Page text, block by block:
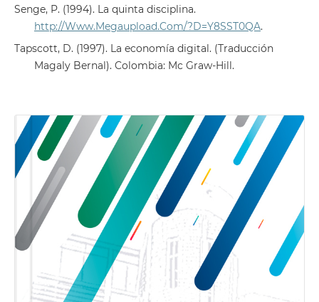
Senge, P. (1994). La quinta disciplina.
http://Www.Megaupload.Com/?D=Y8SST0QA.
Tapscott, D. (1997). La economía digital. (Traducción
Magaly Bernal). Colombia: Mc Graw-Hill.